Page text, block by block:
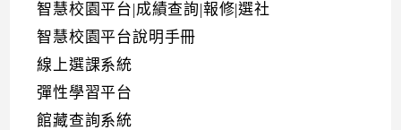
智慧校園平台|成績查詢|報修|選社
智慧校園平台說明手冊
線上選課系統
彈性學習平台
館藏查詢系統